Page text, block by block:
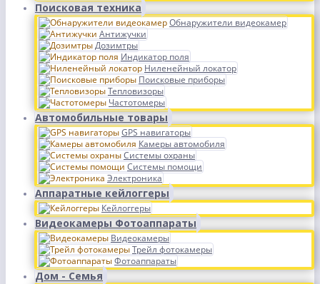
Поисковая техника
Обнаружители видеокамер
Антижучки
Дозимтры
Индикатор поля
Ниленейный локатор
Поисковые приборы
Тепловизоры
Частотомеры
Автомобильные товары
GPS навигаторы
Камеры автомобиля
Системы охраны
Системы помощи
Электроника
Аппаратные кейлоггеры
Кейлоггеры
Видеокамеры Фотоаппараты
Видеокамеры
Трейл фотокамеры
Фотоаппараты
Дом - Семья